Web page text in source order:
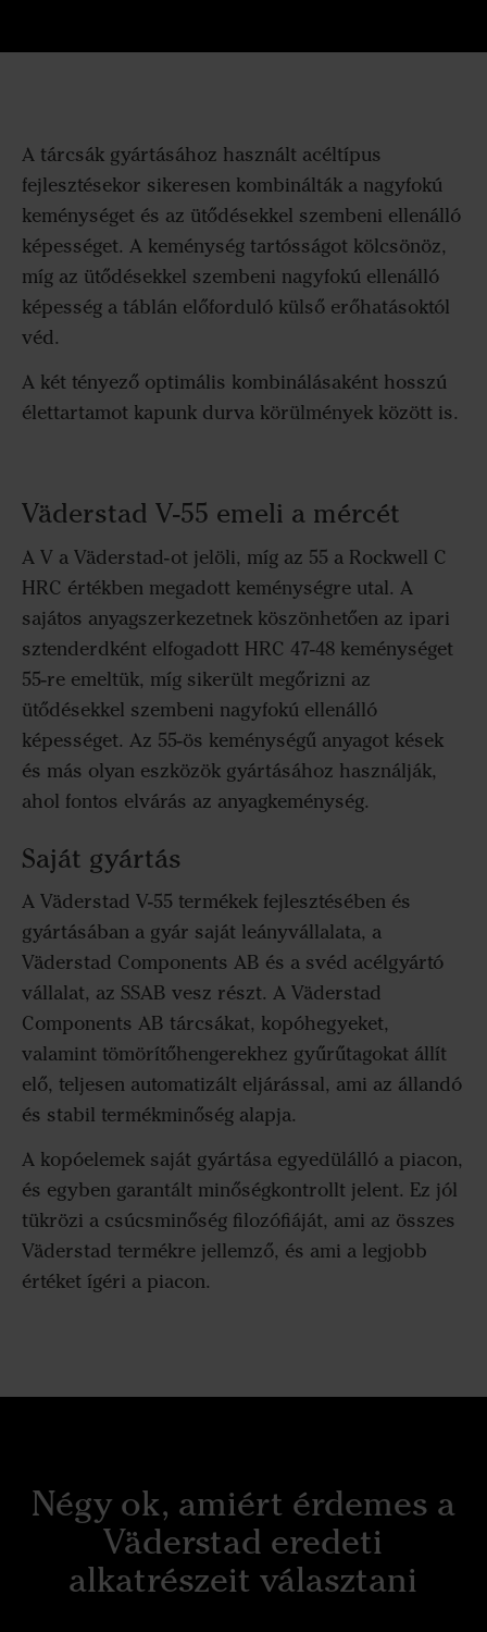
A tárcsák gyártásához használt acéltípus
fejlesztésekor sikeresen kombinálták a nagyfokú
keménységet és az ütődésekkel szembeni ellenálló
képességet. A keménység tartósságot kölcsönöz,
míg az ütődésekkel szembeni nagyfokú ellenálló
képesség a táblán előforduló külső erőhatásoktól
véd.
A két tényező optimális kombinálásaként hosszú
élettartamot kapunk durva körülmények között is.
Väderstad V-55 emeli a mércét
A V a Väderstad-ot jelöli, míg az 55 a Rockwell C
HRC értékben megadott keménységre utal. A
sajátos anyagszerkezetnek köszönhetően az ipari
sztenderdként elfogadott HRC 47-48 keménységet
55-re emeltük, míg sikerült megőrizni az
ütődésekkel szembeni nagyfokú ellenálló
képességet. Az 55-ös keménységű anyagot kések
és más olyan eszközök gyártásához használják,
ahol fontos elvárás az anyagkeménység.
Saját gyártás
A Väderstad V-55 termékek fejlesztésében és
gyártásában a gyár saját leányvállalata, a
Väderstad Components AB és a svéd acélgyártó
vállalat, az SSAB vesz részt. A Väderstad
Components AB tárcsákat, kopóhegyeket,
valamint tömörítőhengerekhez gyűrűtagokat állít
elő, teljesen automatizált eljárással, ami az állandó
és stabil termékminőség alapja.
A kopóelemek saját gyártása egyedülálló a piacon,
és egyben garantált minőségkontrollt jelent. Ez jól
tükrözi a csúcsminőség filozófiáját, ami az összes
Väderstad termékre jellemző, és ami a legjobb
értéket ígéri a piacon.
Négy ok, amiért érdemes a
Väderstad eredeti
alkatrészeit választani